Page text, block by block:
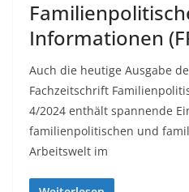
Informationen
Auch die heutige Ausgabe
Fachzeitschrift
4/2024 enthält spannende
familienpolitischen und
Arbeitswelt im